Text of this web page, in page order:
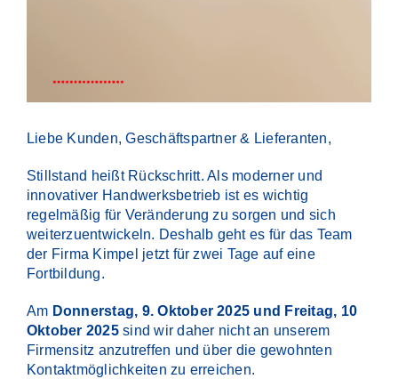
Liebe Kunden, Geschäftspartner & Lieferanten,
Stillstand heißt Rückschritt. Als moderner und
innovativer Handwerksbetrieb ist es wichtig
regelmäßig für Veränderung zu sorgen und sich
weiterzuentwickeln. Deshalb geht es für das Team
der Firma Kimpel jetzt für zwei Tage auf eine
Fortbildung.
Am Donnerstag, 9. Oktober 2025 und Freitag, 10
Oktober 2025sind wir daher nicht an unserem
Firmensitz anzutreffen und über die gewohnten
Kontaktmöglichkeiten zu erreichen.